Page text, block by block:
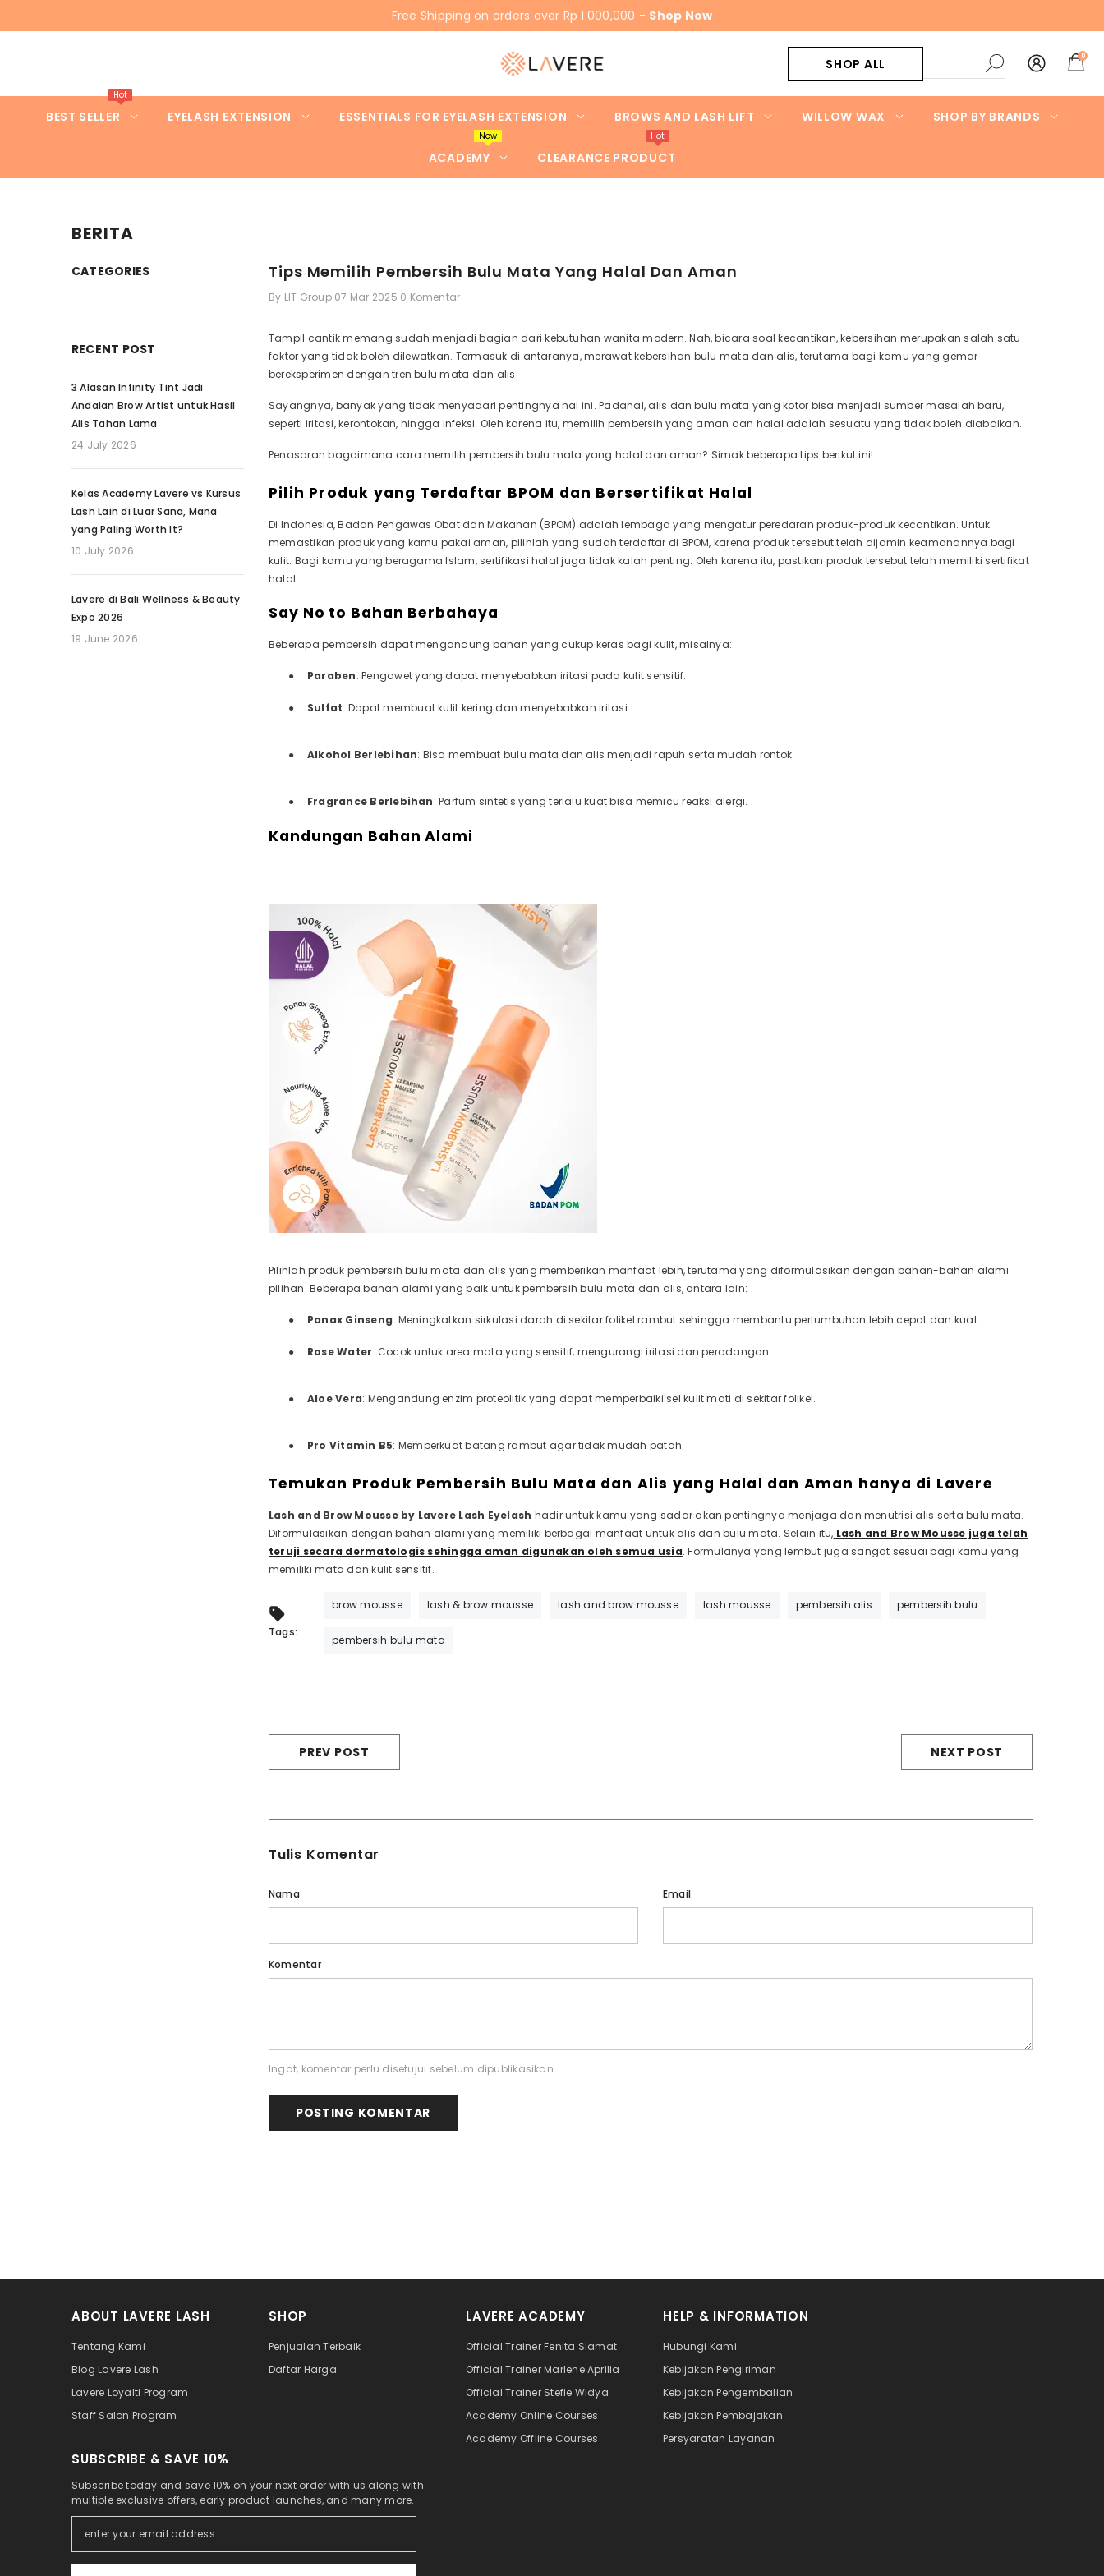
Free Shipping on orders over Rp 1.000,000 - Shop Now
SHOP ALL 00
item
BEST SELLER
Hot
EYELASH EXTENSION
SHOP NOW
ESSENTIALS FOR EYELASH EXTENSION BROWS AND LASH LIFT WILLOW WAX SHOP BY BRANDS
ACADEMY
New
CLEARANCE PRODUCT
Hot
BERITA
CATEGORIES
RECENT POST
3 Alasan Infinity Tint Jadi
Andalan Brow Artist untuk Hasil
Alis Tahan Lama
24 July 2026
Kelas Academy Lavere vs Kursus
Lash Lain di Luar Sana, Mana
yang Paling Worth It?
10 July 2026
Lavere di Bali Wellness & Beauty
Expo 2026
19 June 2026
Tips Memilih Pembersih Bulu Mata Yang Halal Dan Aman
By LIT Group 07 Mar 2025 0 Komentar
Tampil cantik memang sudah menjadi bagian dari kebutuhan wanita modern. Nah, bicara soal kecantikan, kebersihan merupakan salah satu
faktor yang tidak boleh dilewatkan. Termasuk di antaranya, merawat kebersihan bulu mata dan alis, terutama bagi kamu yang gemar
bereksperimen dengan tren bulu mata dan alis.
Sayangnya, banyak yang tidak menyadari pentingnya hal ini. Padahal, alis dan bulu mata yang kotor bisa menjadi sumber masalah baru,
seperti iritasi, kerontokan, hingga infeksi. Oleh karena itu, memilih pembersih yang aman dan halal adalah sesuatu yang tidak boleh diabaikan.
Penasaran bagaimana cara memilih pembersih bulu mata yang halal dan aman? Simak beberapa tips berikut ini!
Pilih Produk yang Terdaftar BPOM dan Bersertifikat Halal
Di Indonesia, Badan Pengawas Obat dan Makanan (BPOM) adalah lembaga yang mengatur peredaran produk-produk kecantikan. Untuk
memastikan produk yang kamu pakai aman, pilihlah yang sudah terdaftar di BPOM, karena produk tersebut telah dijamin keamanannya bagi
kulit. Bagi kamu yang beragama Islam, sertifikasi halal juga tidak kalah penting. Oleh karena itu, pastikan produk tersebut telah memiliki sertifikat
halal.
Say No to Bahan Berbahaya
Beberapa pembersih dapat mengandung bahan yang cukup keras bagi kulit, misalnya:
● Paraben: Pengawet yang dapat menyebabkan iritasi pada kulit sensitif.
● Sulfat: Dapat membuat kulit kering dan menyebabkan iritasi.
● Alkohol Berlebihan: Bisa membuat bulu mata dan alis menjadi rapuh serta mudah rontok.
● Fragrance Berlebihan: Parfum sintetis yang terlalu kuat bisa memicu reaksi alergi.
Kandungan Bahan Alami
Pilihlah produk pembersih bulu mata dan alis yang memberikan manfaat lebih, terutama yang diformulasikan dengan bahan-bahan alami
pilihan. Beberapa bahan alami yang baik untuk pembersih bulu mata dan alis, antara lain:
● Panax Ginseng: Meningkatkan sirkulasi darah di sekitar folikel rambut sehingga membantu pertumbuhan lebih cepat dan kuat.
● Rose Water: Cocok untuk area mata yang sensitif, mengurangi iritasi dan peradangan.
● Aloe Vera: Mengandung enzim proteolitik yang dapat memperbaiki sel kulit mati di sekitar folikel.
● Pro Vitamin B5: Memperkuat batang rambut agar tidak mudah patah.
Temukan Produk Pembersih Bulu Mata dan Alis yang Halal dan Aman hanya di Lavere
Lash and Brow Mousse by Lavere Lash Eyelash hadir untuk kamu yang sadar akan pentingnya menjaga dan menutrisi alis serta bulu mata.
Diformulasikan dengan bahan alami yang memiliki berbagai manfaat untuk alis dan bulu mata. Selain itu, Lash and Brow Mousse juga telah
teruji secara dermatologis sehingga aman digunakan oleh semua usia. Formulanya yang lembut juga sangat sesuai bagi kamu yang
memiliki mata dan kulit sensitif.
Tags:
brow mousse lash & brow mousse lash and brow mousse lash mousse pembersih alis pembersih bulu
pembersih bulu mata
PREV POST NEXT POST
Tulis Komentar
Nama Email
Komentar
Ingat, komentar perlu disetujui sebelum dipublikasikan.
ABOUT LAVERE LASH
Tentang Kami
Blog Lavere Lash
Lavere Loyalti Program
Staff Salon Program
SHOP
Penjualan Terbaik
Daftar Harga
LAVERE ACADEMY
Official Trainer Fenita Slamat
Official Trainer Marlene Aprilia
Official Trainer Stefie Widya
Academy Online Courses
Academy Offline Courses
HELP & INFORMATION
Hubungi Kami
Kebijakan Pengiriman
Kebijakan Pengembalian
Kebijakan Pembajakan
Persyaratan Layanan
SUBSCRIBE & SAVE 10%
Subscribe today and save 10% on your next order with us along with
multiple exclusive offers, early product launches, and many more.